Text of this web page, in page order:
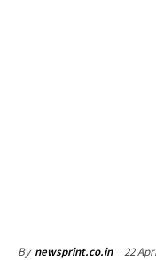
By newsprint.co.in 22